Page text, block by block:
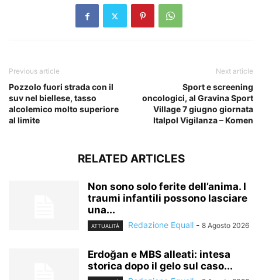
Previous article
Pozzolo fuori strada con il
suv nel biellese, tasso
alcolemico molto superiore
al limite
Next article
Sport e screening
oncologici, al Gravina Sport
Village 7 giugno giornata
Italpol Vigilanza – Komen
RELATED ARTICLES
Non sono solo ferite dell’anima. I
traumi infantili possono lasciare
una...
ATTUALITÀ Redazione Equall - 8 Agosto 2026
Erdoğan e MBS alleati: intesa
storica dopo il gelo sul caso...